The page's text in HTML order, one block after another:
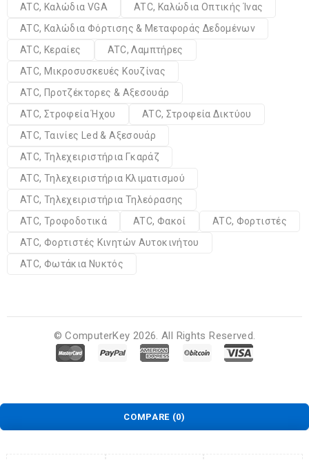
ATC, Καλώδια VGA
ATC, Καλώδια Οπτικής Ίνας
ATC, Καλώδια Φόρτισης & Μεταφοράς Δεδομένων
ATC, Κεραίες
ATC, Λαμπτήρες
ATC, Μικροσυσκευές Κουζίνας
ATC, Προτζέκτορες & Αξεσουάρ
ATC, Στροφεία Ήχου
ATC, Στροφεία Δικτύου
ATC, Ταινίες Led & Αξεσουάρ
ATC, Τηλεχειριστήρια Γκαράζ
ATC, Τηλεχειριστήρια Κλιματισμού
ATC, Τηλεχειριστήρια Τηλεόρασης
ATC, Τροφοδοτικά
ATC, Φακοί
ATC, Φορτιστές
ATC, Φορτιστές Κινητών Αυτοκινήτου
ATC, Φωτάκια Νυκτός
© ComputerKey 2026. All Rights Reserved.
COMPARE (0)